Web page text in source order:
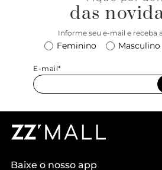
das
Informe seu e-mail e receba
Feminino Masculino
E-mail*
Baixe o nosso app